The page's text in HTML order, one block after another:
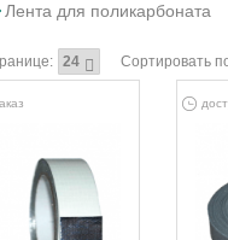
Лента для поликарбоната
Сортировать